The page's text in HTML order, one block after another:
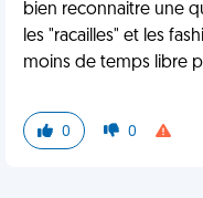
bien reconnaitre une
les "racailles" et les
moins de temps libre
0 0